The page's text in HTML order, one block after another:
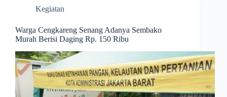
Kegiatan
Warga Cengkareng Senang Adanya Sembako
Murah Berisi Daging Rp. 150 Ribu